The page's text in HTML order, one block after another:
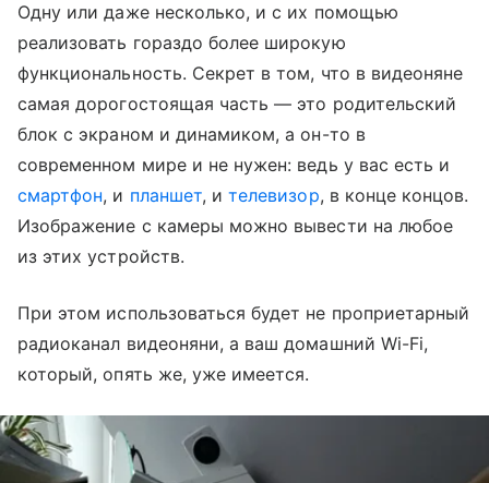
Одну или даже несколько, и с их помощью
реализовать гораздо более широкую
функциональность. Секрет в том, что в видеоняне
самая дорогостоящая часть — это родительский
блок с экраном и динамиком, а он-то в
современном мире и не нужен: ведь у вас есть и
смартфон, и планшет, ителевизор, в конце концов.
Изображение с камеры можно вывести на любое
из этих устройств.
При этом использоваться будет не проприетарный
радиоканал видеоняни, а ваш домашний Wi-Fi,
который, опять же, уже имеется.